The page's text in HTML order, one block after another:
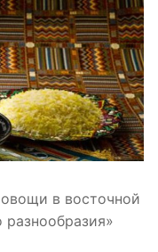
в восточной
разнообразия»